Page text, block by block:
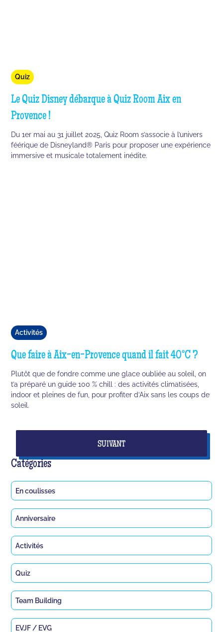
Quiz
Le Quiz Disney débarque à Quiz Room Aix en
Provence !
Du 1er mai au 31 juillet 2025, Quiz Room s’associe à l’univers
féérique de Disneyland® Paris pour proposer une expérience
immersive et musicale totalement inédite.
Activités
Que faire à Aix-en-Provence quand il fait 40°C ?
Plutôt que de fondre comme une glace oubliée au soleil, on
t’a préparé un guide 100 % chill : des activités climatisées,
indoor et pleines de fun, pour profiter d’Aix sans les coups de
soleil.
SUIVANT
Catégories
En coulisses
Anniversaire
Activités
Quiz
Team Building
EVJF / EVG